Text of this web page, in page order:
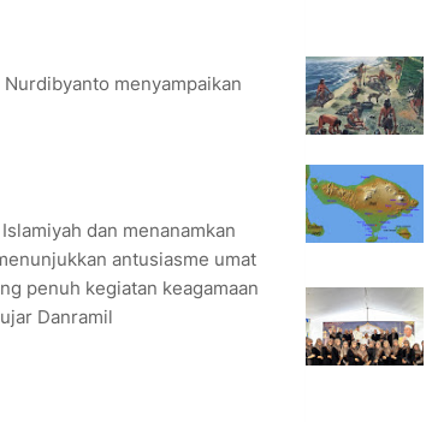
menyampaikan
dan menanamkan
antusiasme umat
penuh kegiatan keagamaan
Danramil